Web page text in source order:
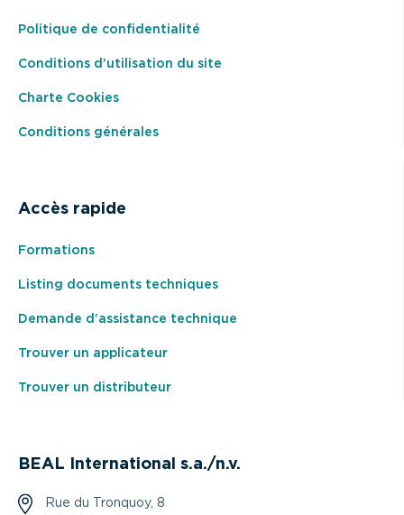
Politique de confidentialité
Conditions d’utilisation du site
Charte Cookies
Conditions générales
Accès rapide
Formations
Listing documents techniques
Demande d’assistance technique
Trouver un applicateur
Trouver un distributeur
BEAL International s.a./n.v.
Rue du Tronquoy, 8